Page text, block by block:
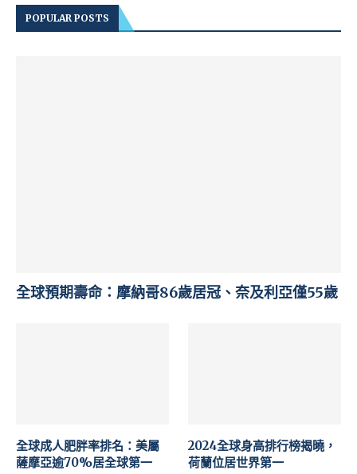
POPULAR POSTS
全球預期壽命：摩納哥86歲居冠、奈及利亞僅55歲
全球成人肥胖率排名：美屬
薩摩亞逾70%居全球第一
2024全球身高排行榜揭曉，
荷蘭位居世界第一